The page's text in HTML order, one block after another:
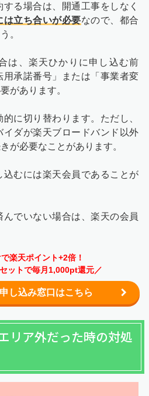
る場合は、開通工事をしなく
は立ち合いが必要なので、都合
。
は、楽天ひかりに申し込む前
承諾番号」または「事業者変
があります。
に切り替わります。ただし、
イダが楽天ブロードバンド以外
が必要なことがあります。
込むには楽天会員であることが
でいない場合は、楽天の会員
楽天ポイント+2倍！
ットで毎月1,000pt還元／
し込み窓口はこちら
リア外だった時の対処